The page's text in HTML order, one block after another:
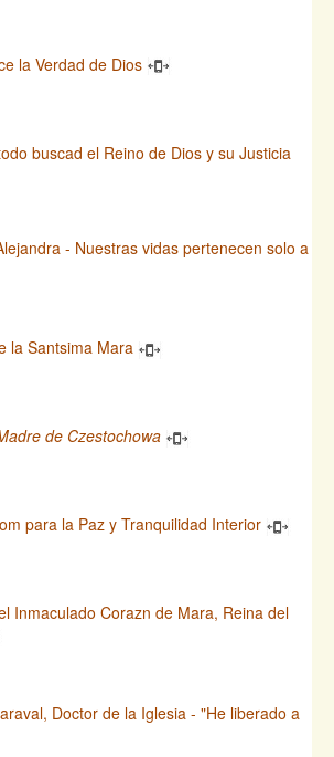
la Verdad de Dios
buscad el Reino de Dios y su Justicia
- Nuestras vidas pertenecen solo a
la Santsima Mara
de Czestochowa
para la Paz y Tranquilidad Interior
Inmaculado Corazn de Mara, Reina del
Doctor de la Iglesia - "He liberado a